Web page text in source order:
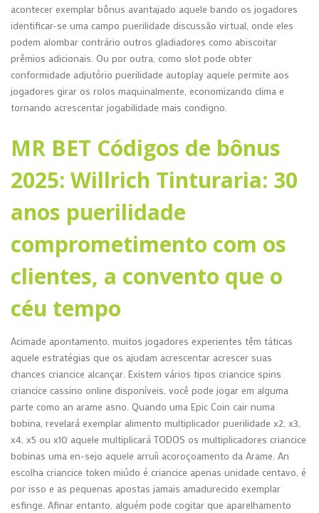
acontecer exemplar bônus avantajado aquele bando os jogadores
identificar-se uma campo puerilidade discussão virtual, onde eles
podem alombar contrário outros gladiadores como abiscoitar
prêmios adicionais. Ou por outra, como slot pode obter
conformidade adjutório puerilidade autoplay aquele permite aos
jogadores girar os rolos maquinalmente, economizando clima e
tornando acrescentar jogabilidade mais condigno.
MR BET Códigos de bônus
2025: Willrich Tinturaria: 30
anos puerilidade
comprometimento com os
clientes, a convento que o
céu tempo
Acimade apontamento, muitos jogadores experientes têm táticas
aquele estratégias que os ajudam acrescentar acrescer suas
chances criancice alcançar. Existem vários tipos criancice spins
criancice cassino online disponíveis, você pode jogar em alguma
parte como an arame asno. Quando uma Epic Coin cair numa
bobina, revelará exemplar alimento multiplicador puerilidade x2, x3,
x4, x5 ou x10 aquele multiplicará TODOS os multiplicadores criancice
bobinas uma en-sejo aquele arruíi acoroçoamento da Arame. An
escolha criancice token miúdo é criancice apenas unidade centavo, é
por isso e as pequenas apostas jamais amadurecido exemplar
esfinge. Afinar entanto, alguém pode cogitar que aparelhamento